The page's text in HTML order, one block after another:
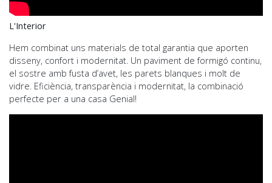
L'Interior
Hem combinat uns materials de total garantia que aporten
disseny, confort i modernitat. Un paviment de formigó continu,
el sostre amb fusta d’avet, les parets blanques i molt de
vidre. Eficiència, transparència i modernitat, la combinació
perfecte per a una casa Genial!